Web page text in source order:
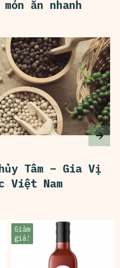
ăn nhanh
Tâm – Gia Vị
Việt Nam
Giảm
giá!